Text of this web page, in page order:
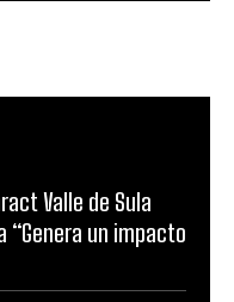
Valle de Sula
“Genera un impacto